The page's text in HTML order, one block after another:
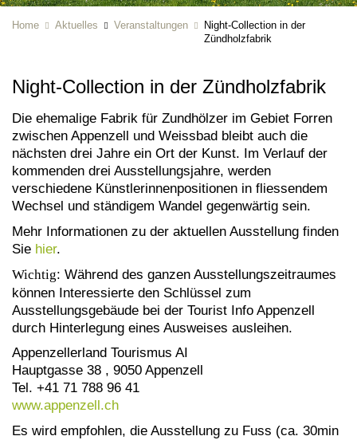
Home Aktuelles Veranstaltungen
Night-Collection in der
Zündholzfabrik
Night-Collection in der Zündholzfabrik
Die ehemalige Fabrik für Zundhölzer im Gebiet Forren
zwischen Appenzell und Weissbad bleibt auch die
nächsten drei Jahre ein Ort der Kunst. Im Verlauf der
kommenden drei Ausstellungsjahre, werden
verschiedene Künstlerinnenpositionen in fliessendem
Wechsel und ständigem Wandel gegenwärtig sein.
Mehr Informationen zu der aktuellen Ausstellung finden
Sie hier.
Wichtig: Während des ganzen Ausstellungszeitraumes
können Interessierte den Schlüssel zum
Ausstellungsgebäude bei der Tourist Info Appenzell
durch Hinterlegung eines Ausweises ausleihen.
Appenzellerland Tourismus AI
Hauptgasse 38 , 9050 Appenzell
Tel. +41 71 788 96 41
www.appenzell.ch
Es wird empfohlen, die Ausstellung zu Fuss (ca. 30min